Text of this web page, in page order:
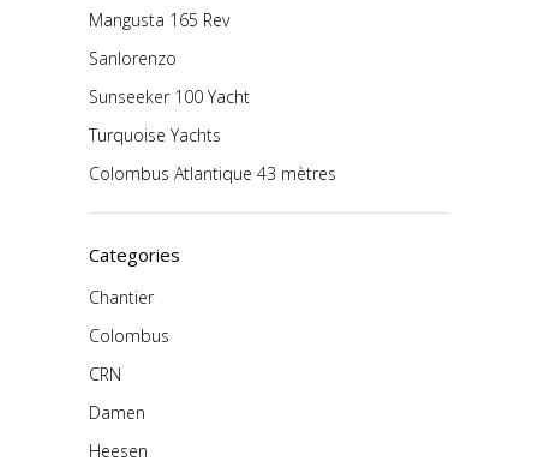
Mangusta 165 Rev
Sanlorenzo
Sunseeker 100 Yacht
Turquoise Yachts
Colombus Atlantique 43 mètres
Categories
Chantier
Colombus
CRN
Damen
Heesen